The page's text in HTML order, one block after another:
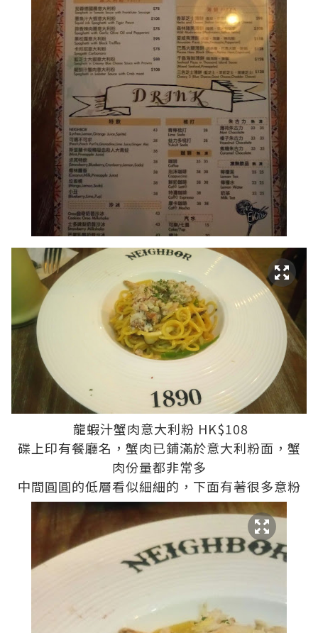
龍蝦汁蟹肉意大利粉 HK$108
碟上印有餐廳名，蟹肉已鋪滿於意大利粉面，蟹
肉份量都非常多
中間圓圓的低層看似細細的，下面有著很多意粉